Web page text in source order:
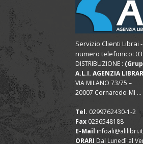
Servizio Clienti Librai
numero telefonico:
DISTRIBUZIONE :
A.L.I. AGENZIA
VIA MILANO 73/75 –
20007 Cornaredo-MI ...
Tel. 0299762430-1-2
Fax 0236548188
E-Mail infoali@alilibri.it
ORARI Dal Lunedì al